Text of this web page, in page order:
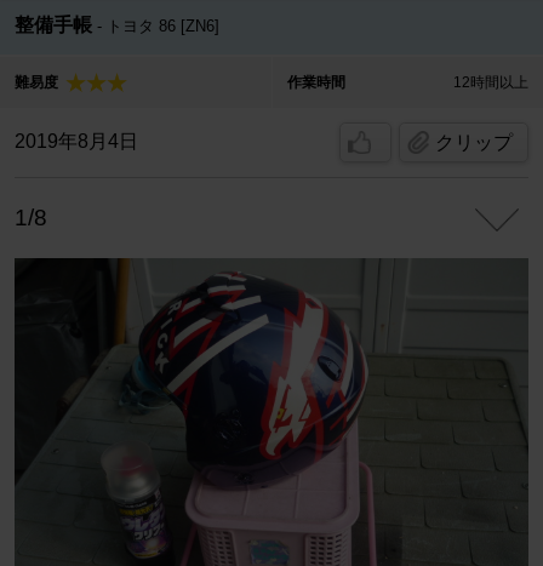
整備手帳 トヨタ 86 [ZN6]
難易度 作業時間 12時間以上
2019年8月4日 クリップ
1/8